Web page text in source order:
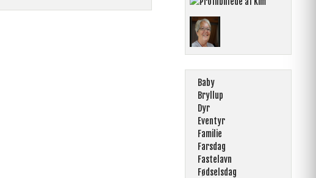
Baby
Bryllup
Dyr
Eventyr
Familie
Farsdag
Fastelavn
Fødselsdag